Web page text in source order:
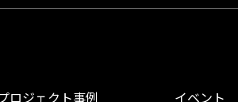
ロジェクト事例 イベント